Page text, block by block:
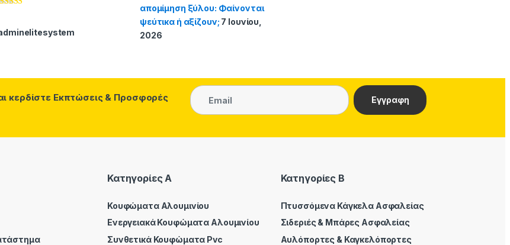
5
απομίμηση ξύλου: Φαίνονται
ψεύτικα ή αξίζουν; 7 Ιουνίου,
2026
κερδίστε Εκπτώσεις & Προσφορές
Κατηγορίες A
Κουφώματα Αλουμινίου
Ενεργειακά Κουφώματα Αλουμινίου
Συνθετικά Κουφώματα Pvc
Κατηγορίες Β
Πτυσσόμενα Κάγκελα Ασφαλείας
Σιδεριές & Μπάρες Ασφαλείας
Αυλόπορτες & Καγκελόπορτες